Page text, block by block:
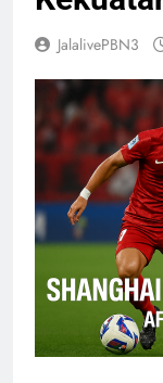
JalalivePBN3